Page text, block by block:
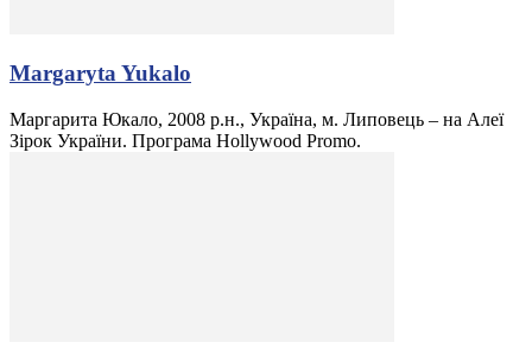
Margaryta Yukalo
Маргарита Юкало, 2008 р.н., Україна, м. Липовець – на Алеї
Зірок України. Програма Hollywood Promo.